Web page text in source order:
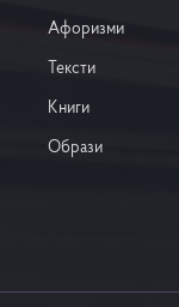
Афоризми
Тексти
Книги
Образи